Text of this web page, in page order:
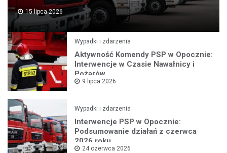
15 lipca 2026
Wypadki i zdarzenia
Aktywność Komendy PSP w Opocznie:
Interwencje w Czasie Nawałnicy i
Pożarów
9 lipca 2026
Wypadki i zdarzenia
Interwencje PSP w Opocznie:
Podsumowanie działań z czerwca
2026 roku
24 czerwca 2026